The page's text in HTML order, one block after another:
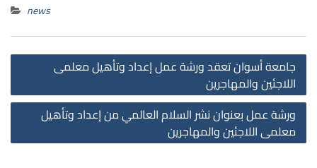
news
جامعة أسوان تعقد ورشة عمل إعداد وتأهيل معلمى
اللاجئين والمهاجرين
ورشة عمل بعنوان نشر السلام العالمي من إعداد وتأهيل
معلمى اللاجئين والمهاجرين